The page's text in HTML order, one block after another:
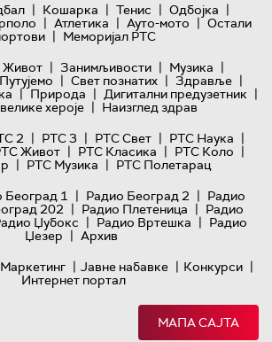
| Кошарка | Тенис | Одбојка |
| Атлетика | Ауто-мото | Остали
| Меморијал РТС
Живот | Занимљивости | Музика |
Путујемо | Свет познатих | Здравље |
| Природа | Дигитални предузетник |
хероје | Наизглед здрав
2 | РТС 3 | РТС Свет | РТС Наука |
Живот | РТС Класика | РТС Коло |
| РТС Музика | РТС Полетарац
Београд 1 | Радио Београд 2 | Радио
202 | Радио Плетеница | Радио
Џубокс | Радио Вртешка | Радио
Џезер | Архив
Маркетинг | Јавне набавке | Конкурси |
Интернет портал
МАПА САЈТА